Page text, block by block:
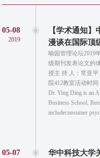
05-08
2019
【学术通知
漫谈在国际顶
喻园管理论坛2019
级期刊发表论文的
授主 持 人：常亚
院412教室活动时
Dr. Ying Ding is an
Business School,
includeconsumer
05-07
华中科技大学